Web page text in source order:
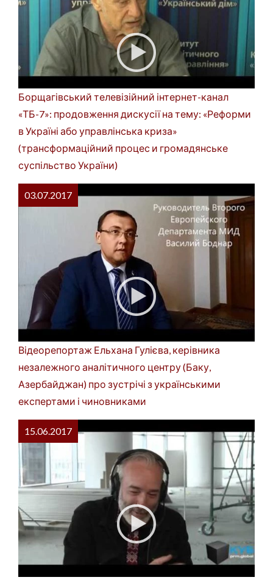
Борщагівський телевізійний інтернет-канал
«ТБ-7»: продовження дискусії на тему: «Реформи
в Україні або управлінська криза»
(трансформаційний процес и громадянське
суспільство України)
03.07.2017
Відеорепортаж Ельхана Гулієва, керівника
незалежного аналітичного центру (Баку,
Азербайджан) про зустрічі з українськими
експертами і чиновниками
15.06.2017